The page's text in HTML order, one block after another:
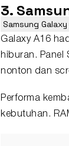
3.
Samsung
Galaxy A16
hiburan. Panel
nonton dan
Performa
kebutuhan.